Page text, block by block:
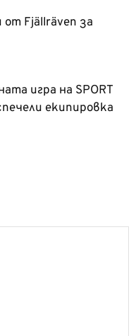
от Fjällräven за
игра на SPORT
екипировка